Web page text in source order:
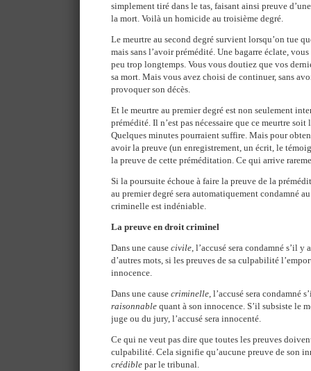
simplement tiré dans le tas, faisant ainsi preuve
la mort. Voilà un homicide au troisième degré.
Le meurtre au second degré survient lorsqu’on tue
mais sans l’avoir prémédité. Une bagarre éclate,
peu trop longtemps. Vous vous doutiez que vos
sa mort. Mais vous avez choisi de continuer, sans
provoquer son décès.
Et le meurtre au premier degré est non seulement
prémédité. Il n’est pas nécessaire que ce meurtre
Quelques minutes pourraient suffire. Mais pour
avoir la preuve (un enregistrement, un écrit, le
la preuve de cette préméditation. Ce qui arrive
Si la poursuite échoue à faire la preuve de la
au premier degré sera automatiquement condamné
criminelle est indéniable.
La preuve en droit criminel
Dans une cause civile, l’accusé sera condamné s’il y
d’autres mots, si les preuves de sa culpabilité
innocence.
Dans une cause criminelle, l’accusé sera condamné
raisonnable quant à son innocence. S’il subsiste le
juge ou du jury, l’accusé sera innocenté.
Ce qui ne veut pas dire que toutes les preuves
culpabilité. Cela signifie qu’aucune preuve de son
crédible par le tribunal.